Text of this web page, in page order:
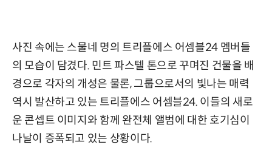
사진 속에는 스물네 명의 트리플에스 어셈블24 멤버들
의 모습이 담겼다. 민트 파스텔 톤으로 꾸며진 건물을 배
경으로 각자의 개성은 물론, 그룹으로서의 빛나는 매력
역시 발산하고 있는 트리플에스 어셈블24. 이들의 새로
운 콘셉트 이미지와 함께 완전체 앨범에 대한 호기심이
나날이 증폭되고 있는 상황이다.